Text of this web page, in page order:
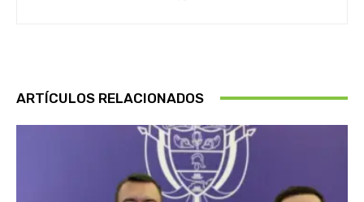
ARTÍCULOS RELACIONADOS